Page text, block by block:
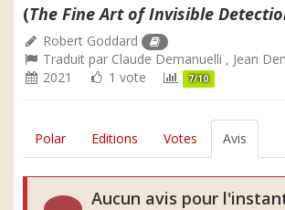
(The Fine Art of Invisible
Robert Goddard
Traduit par Claude Demanuelli , Jean
2021
1 vote 7/10
Polar Editions Votes Avis
Aucun avis pour